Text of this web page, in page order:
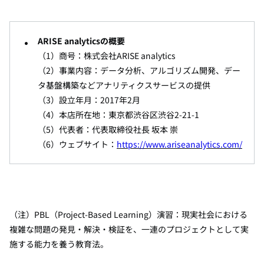
ARISE analyticsの概要
（1）商号：株式会社ARISE analytics
（2）事業内容：データ分析、アルゴリズム開発、デー
タ基盤構築などアナリティクスサービスの提供
（3）設立年月： 2017年2月
（4）本店所在地：東京都渋谷区渋谷2-21-1
（5）代表者：代表取締役社長 坂本 崇
（6）ウェブサイト： https://www.ariseanalytics.com/
（注） PBL （Project-Based Learning）演習：現実社会における
複雑な問題の発見・解決・検証を、一連のプロジェクトとして実
施する能力を養う教育法。